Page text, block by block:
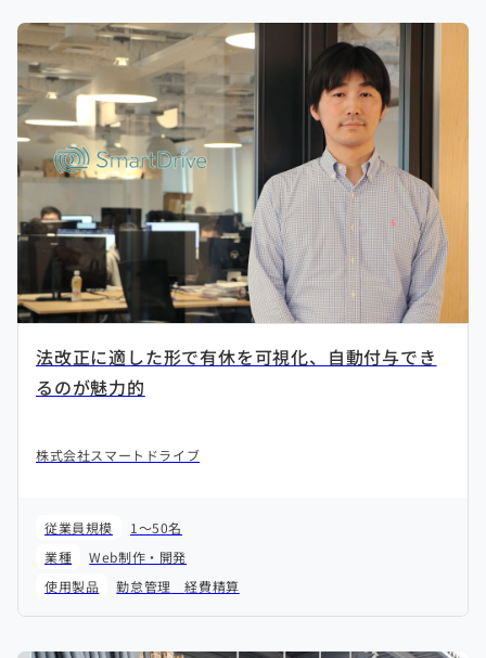
法改正に適した形で有休を可視化、自動付与でき
るのが魅力的
株式会社スマートドライブ
従業員規模
1～50名
業種
Web制作・開発
使用製品
勤怠管理 経費精算